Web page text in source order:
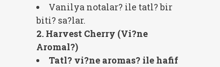
Vanilya notalar? ile tatl? bir
biti? sa?lar.
2. Harvest Cherry (Vi?ne
Aromal?)
Tatl? vi?ne aromas? ile hafif